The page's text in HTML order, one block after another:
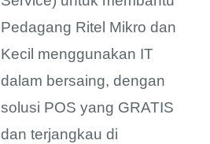
Pedagang Ritel Mikro dan
Kecil menggunakan IT
dalam bersaing, dengan
solusi POS yang GRATIS
dan terjangkau di